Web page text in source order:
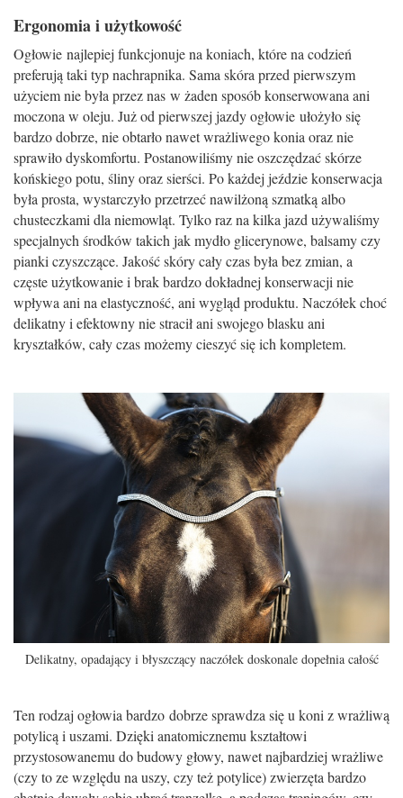
Ergonomia i użytkowość
Ogłowie najlepiej funkcjonuje na koniach, które na codzień
preferują taki typ nachrapnika. Sama skóra przed pierwszym
użyciem nie była przez nas w żaden sposób konserwowana ani
moczona w oleju. Już od pierwszej jazdy ogłowie ułożyło się
bardzo dobrze, nie obtarło nawet wrażliwego konia oraz nie
sprawiło dyskomfortu. Postanowiliśmy nie oszczędzać skórze
końskiego potu, śliny oraz sierści. Po każdej jeździe konserwacja
była prosta, wystarczyło przetrzeć nawilżoną szmatką albo
chusteczkami dla niemowląt. Tylko raz na kilka jazd używaliśmy
specjalnych środków takich jak mydło glicerynowe, balsamy czy
pianki czyszczące. Jakość skóry cały czas była bez zmian, a
częste użytkowanie i brak bardzo dokładnej konserwacji nie
wpływa ani na elastyczność, ani wygląd produktu. Naczółek choć
delikatny i efektowny nie stracił ani swojego blasku ani
kryształków, cały czas możemy cieszyć się ich kompletem.
Delikatny, opadający i błyszczący naczółek doskonale dopełnia całość
Ten rodzaj ogłowia bardzo dobrze sprawdza się u koni z wrażliwą
potylicą i uszami. Dzięki anatomicznemu kształtowi
przystosowanemu do budowy głowy, nawet najbardziej wrażliwe
(czy to ze względu na uszy, czy też potylice) zwierzęta bardzo